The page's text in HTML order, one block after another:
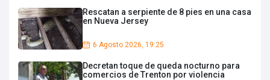
Rescatan a serpiente de 8 pies en una casa
en Nueva Jersey
6 Agosto 2026, 19:25
Decretan toque de queda nocturno para
comercios de Trenton por violencia